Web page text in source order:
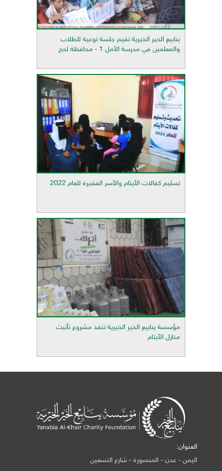
ينابيع الخير الخيرية تقيم جلسة توعية للطلاب
والمعلمين في مدرسة الأمل 1 - محافظة لحج
تسليم كفالات الأيتام والأسر الفقيرة للعام 2022
مؤسسة ينابيع الخير الخيرية تنفذ مشروع تأثيث
منازل الأيتام
العنوان:
اليمن - عدن - المنصورة - شارع التسعين